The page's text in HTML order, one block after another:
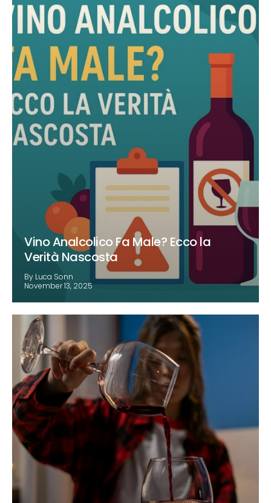
Vino Analcolico Fa Male? Ecco la
Verità Nascosta
By Luca Sonn
November 13, 2025